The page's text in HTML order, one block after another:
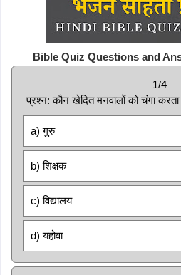
Bible Quiz Questions and
1/4
प्रश्न: कौन खेदित मनवालों को चंगा
a) गुरु
b) शिक्षक
c) विद्यालय
d) यहोवा